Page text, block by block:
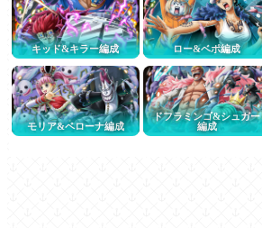
キッド&キラー編成 ロー&ベポ編成
モリア&ペローナ編成
ドフラミンゴ&シュガー
編成